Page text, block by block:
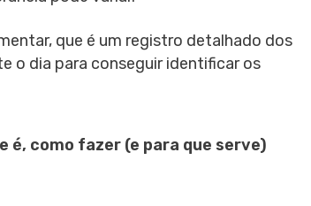
que é um registro detalhado dos
o dia para conseguir identificar os
é, como fazer (e para que serve)